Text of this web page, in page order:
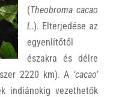
(Theobroma cacao
L.). Elterjedése az
egyenlítőtől
északra és délre
2220 km). A ’cacao’
indiánokig vezethetők